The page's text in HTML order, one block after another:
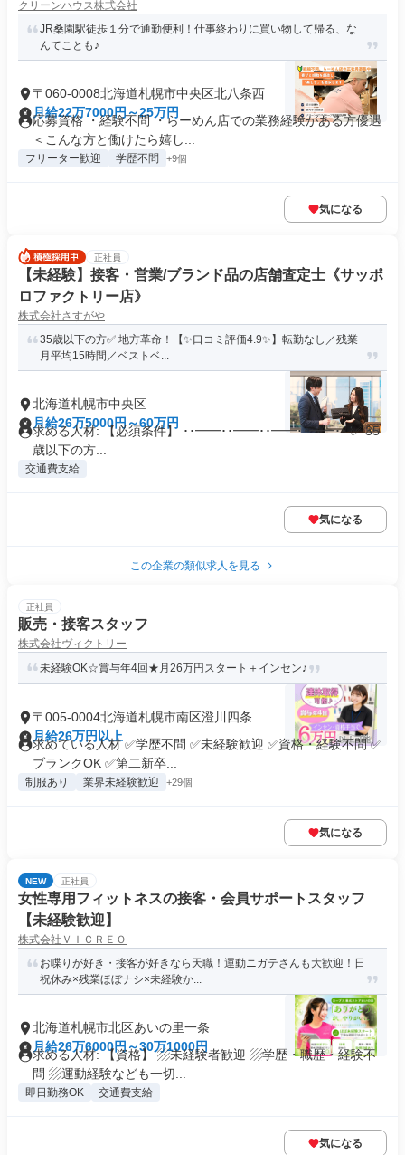
クリーンハウス株式会社
JR桑園駅徒歩１分で通勤便利！仕事終わりに買い物して帰る、な
んてことも♪
〒060-0008北海道札幌市中央区北八条西
月給22万7000円～25万円
応募資格 ・経験不問 ・らーめん店での業務経験がある方優遇
＜こんな方と働けたら嬉し...
フリーター歓迎 学歴不問 +9個
気になる
正社員
【未経験】接客・営業/ブランド品の店舗査定士《サッポ
ロファクトリー店》
株式会社さすがや
35歳以下の方✅ 地方革命！【✨口コミ評価4.9✨】転勤なし／残業
月平均15時間／ベストベ...
北海道札幌市中央区
月給26万5000円～60万円
求める人材: 【必須条件】 ･･━━･･━━･･━━･･━━･･ ✅ 35
歳以下の方...
交通費支給
気になる
この企業の類似求人を見る
正社員
販売・接客スタッフ
株式会社ヴィクトリー
未経験OK☆賞与年4回★月26万円スタート＋インセン♪
〒005-0004北海道札幌市南区澄川四条
月給26万円以上
求めている人材 ✅学歴不問 ✅未経験歓迎 ✅資格・経験不問 ✅
ブランクOK ✅第二新卒...
制服あり 業界未経験歓迎 +29個
気になる
NEW 正社員
女性専用フィットネスの接客・会員サポートスタッフ
【未経験歓迎】
株式会社ＶＩＣＲＥＯ
お喋りが好き・接客が好きなら天職！運動ニガテさんも大歓迎！日
祝休み×残業ほぼナシ×未経験か...
北海道札幌市北区あいの里一条
月給26万6000円～30万1000円
求める人材: 【資格】 ▨未経験者歓迎 ▨学歴・職歴・経験不
問 ▨運動経験なども一切...
即日勤務OK 交通費支給
気になる